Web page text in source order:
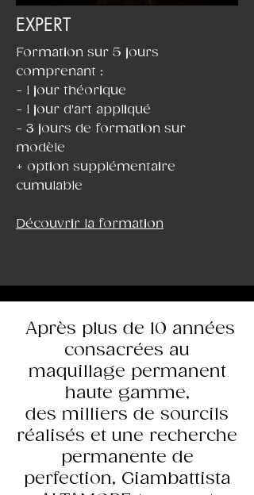
EXPERT
Formation sur 5 jours
comprenant :
- 1 jour théorique
- 1 jour d'art appliqué
- 3 jours de formation sur
modèle
+ option supplémentaire
cumulable
Découvrir la formation
Après plus de 10 années
consacrées au
maquillage permanent
haute gamme,
des milliers de sourcils
réalisés et une recherche
permanente de
perfection, Giambattista